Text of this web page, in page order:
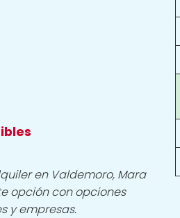
en Valdemoro, Mara
opción con opciones
y empresas.